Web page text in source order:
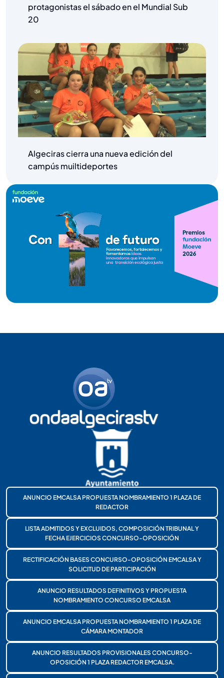
protagonistas el sábado en el Mundial Sub
20
Algeciras cierra una nueva edición del
campús muiltideportes
ANUNCIO EMCALSA PROPUESTA NOMBRAMIENTO 1 PLAZA DE
REDACTOR
LISTA ADMITIDOS Y EXCLUIDOS, COMPOSICIÓN TRIBUNAL Y
FECHA EJERCICIOS CONCURSO-OPOSICIÓN
RECTIFICACIÓN BASES CONCURSO-OPOSICIÓN EMCALSA Y
SOLICITUD DE PARTICIPACIÓN
ANUNCIO RESULTADOS DEFINITIVOS Y PROPUESTA
NOMBRAMIENTO CONCURSO EMCALSA
ANUNCIO EMCALSA PROPUESTA NOMBRAMIENTO 1 PLAZA DE
CÁMARA MONTADOR
ANUNCIO RESULTADOS PROVISIONALES CONCURSO-
OPOSICIÓN 1 PLAZA REDACTOR EMCALSA.